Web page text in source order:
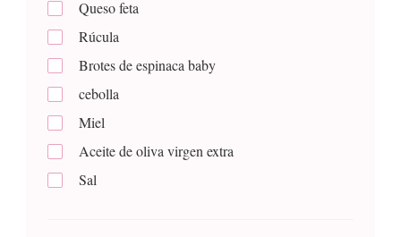
Queso feta
Rúcula
Brotes de espinaca baby
cebolla
Miel
Aceite de oliva virgen extra
Sal